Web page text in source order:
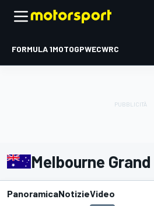
FORMULA 1MOTOGPWECWRC
Melbourne
PanoramicaNotizieVideo